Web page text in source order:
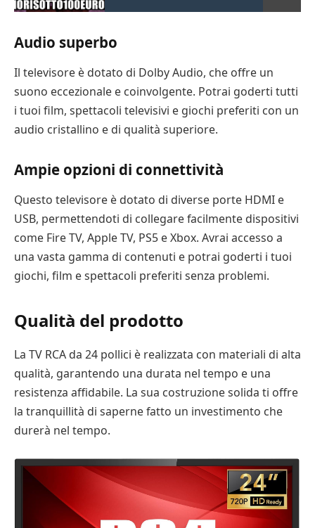
Audio superbo
Il televisore è dotato di Dolby Audio, che offre un
suono eccezionale e coinvolgente. Potrai goderti tutti
i tuoi film, spettacoli televisivi e giochi preferiti con un
audio cristallino e di qualità superiore.
Ampie opzioni di connettività
Questo televisore è dotato di diverse porte HDMI e
USB, permettendoti di collegare facilmente dispositivi
come Fire TV, Apple TV, PS5 e Xbox. Avrai accesso a
una vasta gamma di contenuti e potrai goderti i tuoi
giochi, film e spettacoli preferiti senza problemi.
Qualità del prodotto
La TV RCA da 24 pollici è realizzata con materiali di alta
qualità, garantendo una durata nel tempo e una
resistenza affidabile. La sua costruzione solida ti offre
la tranquillità di saperne fatto un investimento che
durerà nel tempo.